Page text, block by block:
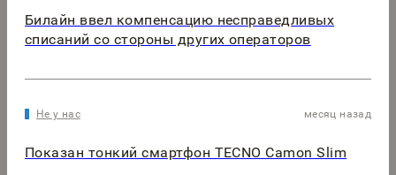
Билайн ввел компенсацию несправедливых
списаний со стороны других операторов
Не у нас месяц назад
Показан тонкий смартфон TECNO Camon Slim